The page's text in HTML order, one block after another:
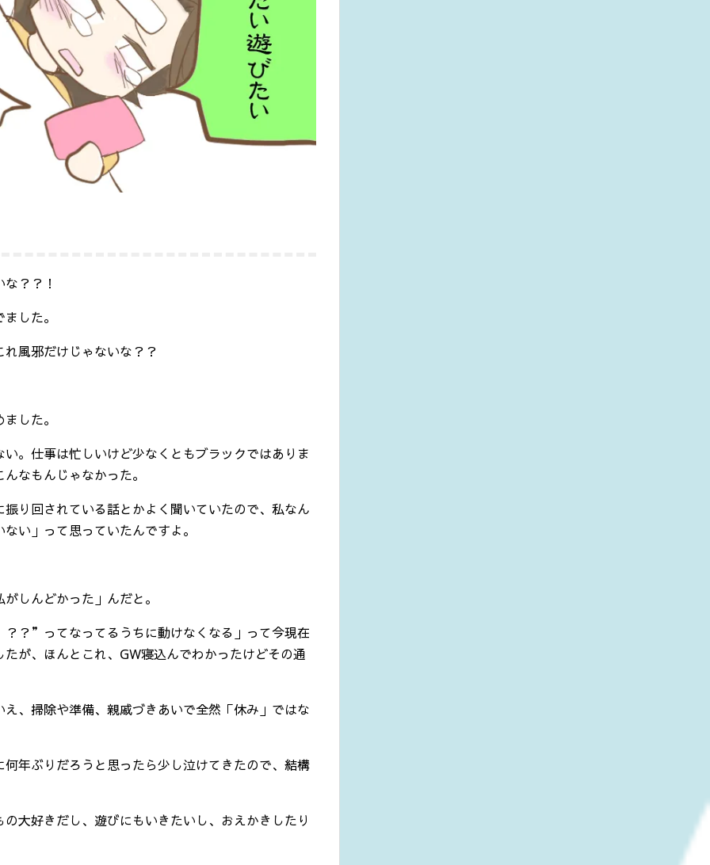
？？！
した。
風邪だけじゃないな？？
した。
。仕事は忙しいけど少なくともブラックではありま
なもんじゃなかった。
り回されている話とかよく聞いていたので、私なん
い」って思っていたんですよ。
しんどかった」んだと。
？”ってなってるうちに動けなくなる」って今現在
が、ほんとこれ、GW寝込んでわかったけどその通
、掃除や準備、親戚づきあいで全然「休み」ではな
年ぶりだろうと思ったら少し泣けてきたので、結構
大好きだし、遊びにもいきたいし、おえかきしたり